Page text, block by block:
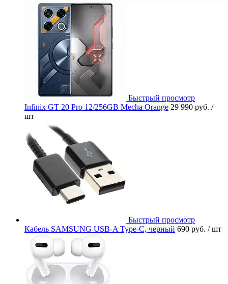
Быстрый просмотр
Infinix GT 20 Pro 12/256GB Mecha Orange 29 990 руб. /
шт
Быстрый просмотр
Кабель SAMSUNG USB-A Type-C, черный 690 руб. / шт